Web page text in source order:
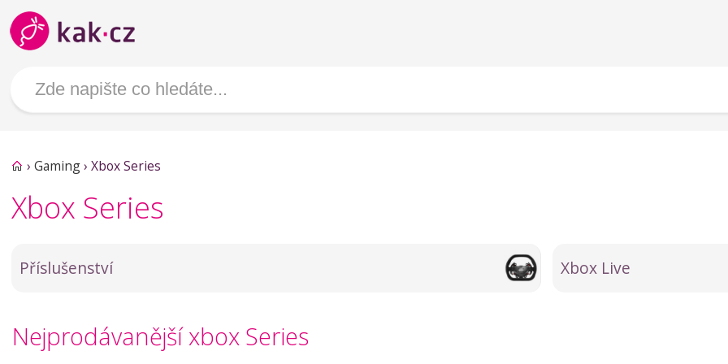
› Gaming› Xbox Series
Xbox Series
Příslušenství Xbox Live
Nejprodávanější xbox Series